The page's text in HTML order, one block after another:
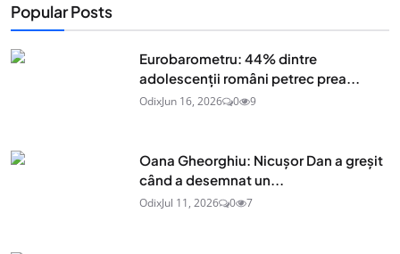
Popular Posts
Eurobarometru: 44% dintre
adolescenţii români petrec prea...
OdixJun 16, 2026 0 9
Oana Gheorghiu: Nicușor Dan a greșit
când a desemnat un...
OdixJul 11, 2026 0 7